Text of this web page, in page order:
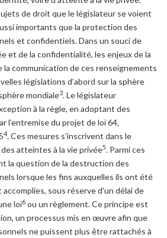
de droit que le législateur se voient
importants que la protection des
et confidentiels. Dans un souci de
et de la confidentialité, les enjeux de la
la communication de ces renseignements
législations d’abord sur la sphère
mondiale3. Le législateur
à la règle, en adoptant des
l’entremise du projet de loi 64,
4. Ces mesures s’inscrivent dans le
atteintes à la vie privée5. Parmi ces
la question de la destruction des
lorsque les fins auxquelles ils ont été
sous réserve d’un délai de
loi6 ou un règlement. Ce principe est
un processus mis en œuvre afin que
ne puissent plus être rattachés à